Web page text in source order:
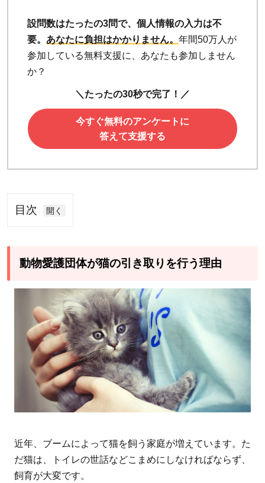
設問数はたったの3問で、個人情報の入力は不
要。 あなたに負担はかかりません。 年間50万人が
参加している無料支援に、あなたも参加しません
か？
＼たったの30秒で完了！／
今すぐ無料のアンケートに
答えて支援する
目次
1
物
護
が
猫
の
取
を
行
う
動物愛護団体が猫の引き取りを行う理由
近年、ブームによって猫を飼う家庭が増えています。た
だ猫は、トイレの世話などこまめにしなければならず、
飼育が大変です。